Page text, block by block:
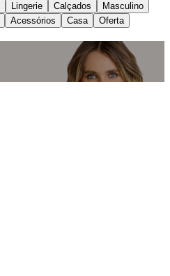
Lingerie Calçados
Masculino
Acessórios Casa Oferta